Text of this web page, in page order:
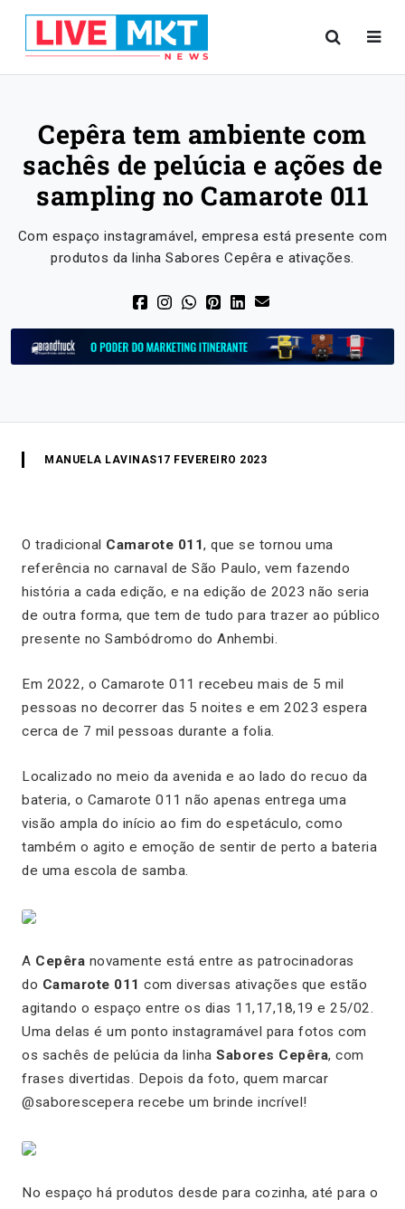
Cepêra tem ambiente com
sachês de pelúcia e ações de
sampling no Camarote 011
Com espaço instagramável, empresa está presente com
produtos da linha Sabores Cepêra e ativações.
MANUELA LAVINAS17 FEVEREIRO 2023
O tradicional Camarote 011, que se tornou uma
referência no carnaval de São Paulo, vem fazendo
história a cada edição, e na edição de 2023 não seria
de outra forma, que tem de tudo para trazer ao público
presente no Sambódromo do Anhembi.
Em 2022, o Camarote 011 recebeu mais de 5 mil
pessoas no decorrer das 5 noites e em 2023 espera
cerca de 7 mil pessoas durante a folia.
Localizado no meio da avenida e ao lado do recuo da
bateria, o Camarote 011 não apenas entrega uma
visão ampla do início ao fim do espetáculo, como
também o agito e emoção de sentir de perto a bateria
de uma escola de samba.
A Cepêra novamente está entre as patrocinadoras
do Camarote 011 com diversas ativações que estão
agitando o espaço entre os dias 11,17,18,19 e 25/02.
Uma delas é um ponto instagramável para fotos com
os sachês de pelúcia da linha Sabores Cepêra, com
frases divertidas. Depois da foto, quem marcar
@saborescepera recebe um brinde incrível!
No espaço há produtos desde para cozinha, até para o